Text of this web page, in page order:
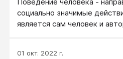
социально значимые
является сам человек и
01 окт. 2022 г.